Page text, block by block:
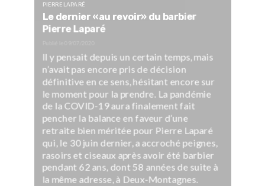
PIERRE LAPARÉ
Le dernier «au revoir» du barbier
Pierre Laparé
Il y pensait depuis un certain temps, mais
n’avait pas encore pris de décision
définitive en ce sens, hésitant encore sur
le moment pour la prendre. La pandémie
de la COVID-19 aura finalement fait
pencher la balance en faveur d’une
retraite bien méritée pour Pierre Laparé
qui, le 30 juin dernier, a accroché peignes,
rasoirs et ciseaux après avoir été barbier
pendant 62 ans, dont 58 années de suite à
la même adresse, à Deux-Montagnes.